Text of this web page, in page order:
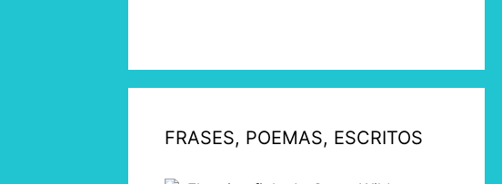
FRASES, POEMAS, ESCRITOS